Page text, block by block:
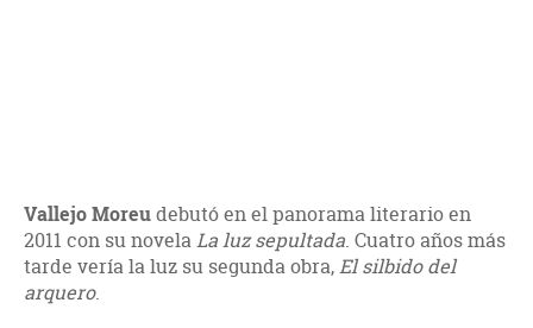
VallejoMoreudebutó en el panorama literario en
2011 con su novelaLa luz sepultada. Cuatro años más
tarde vería la luz su segunda obra,El silbido del
arquero.